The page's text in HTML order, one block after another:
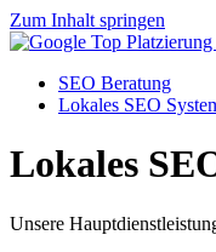
Zum Inhalt springen
SEO Beratung
Lokales SEO
Lokales
Unsere